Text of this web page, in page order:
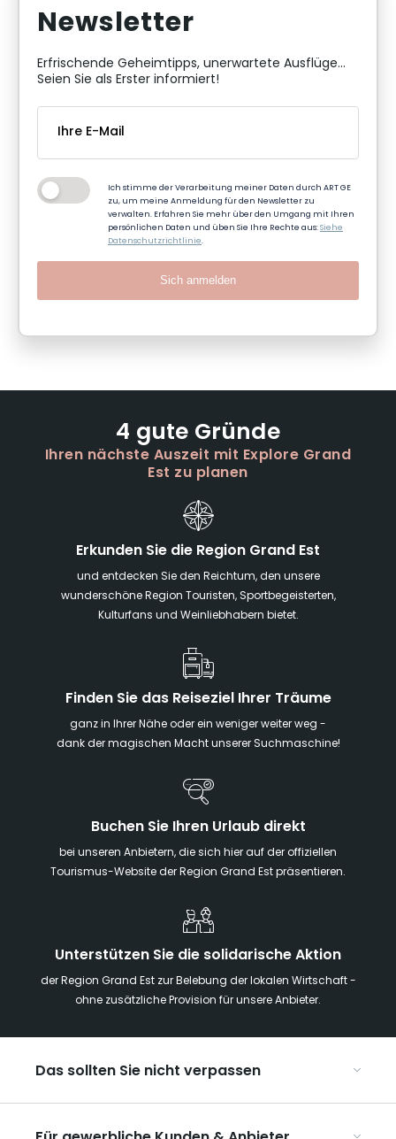
Newsletter
Erfrischende Geheimtipps, unerwartete Ausflüge...
Seien Sie als Erster informiert!
Ich stimme der Verarbeitung meiner Daten durch ART GE
zu, um meine Anmeldung für den Newsletter zu
verwalten. Erfahren Sie mehr über den Umgang mit Ihren
persönlichen Daten und üben Sie Ihre Rechte aus:Siehe
Datenschutzrichtlinie.
Sich anmelden
4 gute Gründe
Ihren nächste Auszeit mit Explore Grand
Est zu planen
Erkunden Sie die Region Grand Est
und entdecken Sie den Reichtum, den unsere
wunderschöne Region Touristen, Sportbegeisterten,
Kulturfans und Weinliebhabern bietet.
Finden Sie das Reiseziel Ihrer Träume
ganz in Ihrer Nähe oder ein weniger weiter weg -
dank der magischen Macht unserer Suchmaschine!
Buchen Sie Ihren Urlaub direkt
bei unseren Anbietern, die sich hier auf der offiziellen
Tourismus-Website der Region Grand Est präsentieren.
Unterstützen Sie die solidarische Aktion
der Region Grand Est zur Belebung der lokalen Wirtschaft -
ohne zusätzliche Provision für unsere Anbieter.
Das sollten Sie nicht verpassen